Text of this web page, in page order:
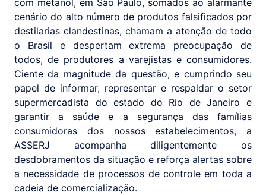
com metanol, em São Paulo, somados ao alarmante
cenário do alto número de produtos falsificados por
destilarias clandestinas, chamam a atenção de todo
o Brasil e despertam extrema preocupação de
todos, de produtores a varejistas e consumidores.
Ciente da magnitude da questão, e cumprindo seu
papel de informar, representar e respaldar o setor
supermercadista do estado do Rio de Janeiro e
garantir a saúde e a segurança das famílias
consumidoras dos nossos estabelecimentos, a
ASSERJ acompanha diligentemente os
desdobramentos da situação e reforça alertas sobre
a necessidade de processos de controle em toda a
cadeia de comercialização.